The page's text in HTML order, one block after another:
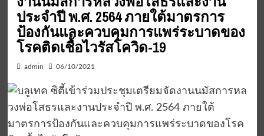
ประจำปี พ.ศ. 2564 ภายใต้มาตรการ
ป้องกันและควบคุมการแพร่ระบาดของ
โรคติดเชื้อไวรัสโควิด-19
admin 06/10/2021